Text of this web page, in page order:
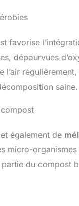
favorise
dépourvues
l’air
saine.
également de
micro-
du compost